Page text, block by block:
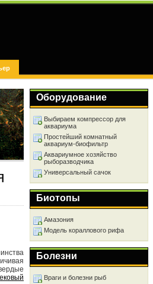
Оборудование
Выбираем компрессор для
аквариума
Простейший комнатный
аквариум-биофильтр
Аквариумное хозяйство
рыборазводчика
Универсальный сачок
Биотопы
Амазония
Модель кораллового рифа
Болезни
Враги и болезни рыб